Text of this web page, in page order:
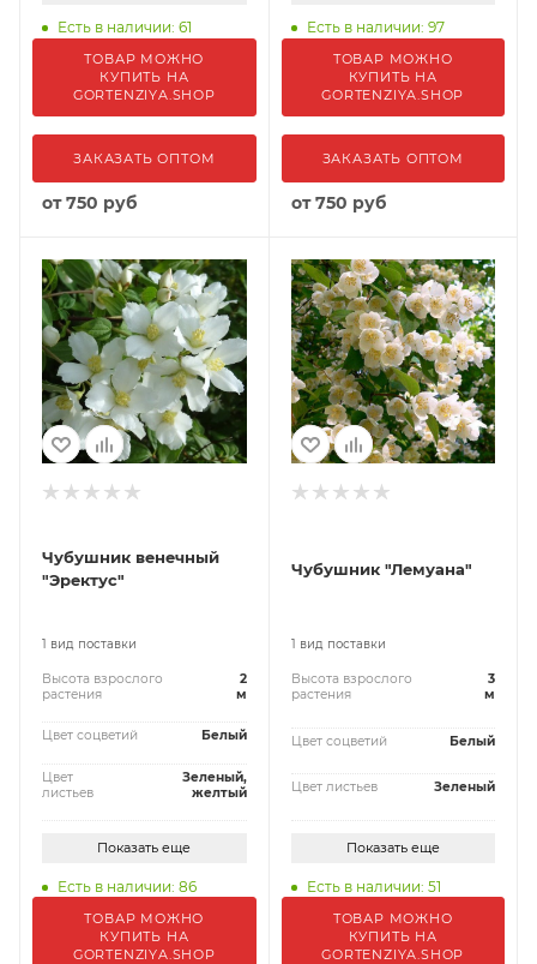
Есть в наличии: 61
ТОВАР МОЖНО
КУПИТЬ НА
GORTENZIYA.SHOP
ЗАКАЗАТЬ ОПТОМ
от750 руб
Есть в наличии: 97
ТОВАР МОЖНО
КУПИТЬ НА
GORTENZIYA.SHOP
ЗАКАЗАТЬ ОПТОМ
от750 руб
Чубушник венечный
"Эректус"
1 вид поставки
Высота взрослого
растения
2
м
Цвет соцветий Белый
Цвет
листьев
Зеленый,
желтый
Показать еще
Есть в наличии: 86
ТОВАР МОЖНО
КУПИТЬ НА
GORTENZIYA.SHOP
Чубушник "Лемуана"
1 вид поставки
Высота взрослого
растения
3
м
Цвет соцветий Белый
Цвет листьев Зеленый
Показать еще
Есть в наличии: 51
ТОВАР МОЖНО
КУПИТЬ НА
GORTENZIYA.SHOP